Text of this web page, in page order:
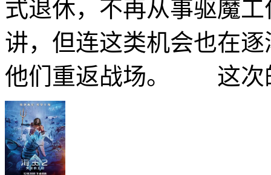
式退休，不再从事驱魔
讲，但连这类机会也在
他们重返战场。 这次